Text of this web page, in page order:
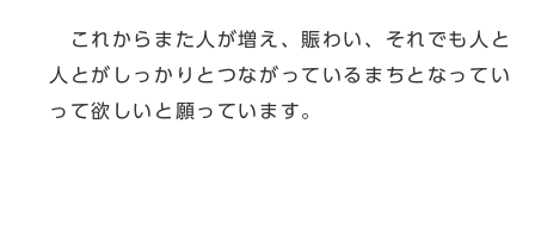
これからまた人が増え、賑わい、それでも人と
人とがしっかりとつながっているまちとなってい
って欲しいと願っています。